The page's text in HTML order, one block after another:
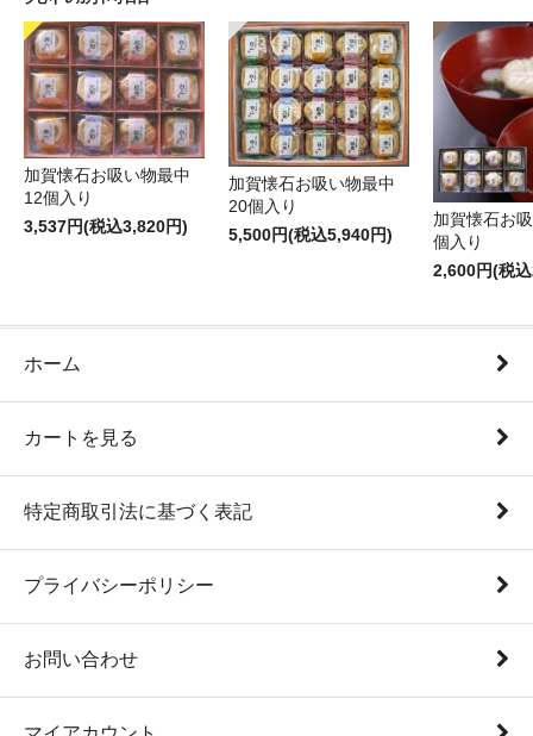
加賀懐石お吸い物最中
12個入り
3,537円(税込3,820円)
加賀懐石お吸い物最中
20個入り
5,500円(税込5,940円)
加賀懐石お
個入り
2,600円(税
ホーム
カートを見る
特定商取引法に基づく表記
プライバシーポリシー
お問い合わせ